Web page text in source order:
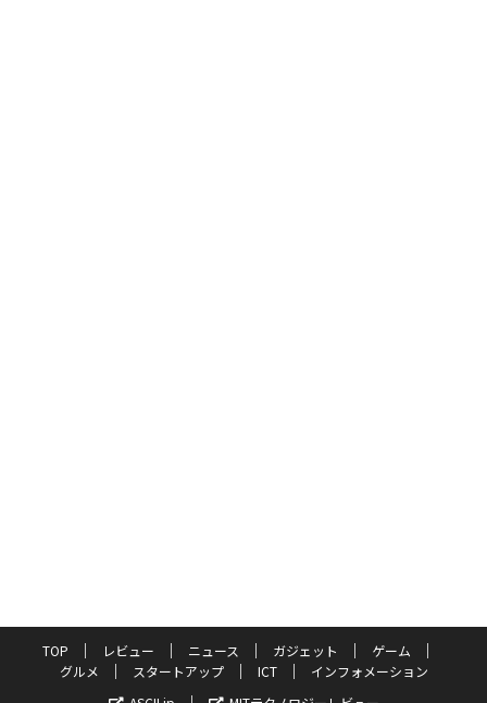
TOP レビュー ニュース ガジェット
ゲーム
グルメ
スタートアップ ICT
インフォメーション